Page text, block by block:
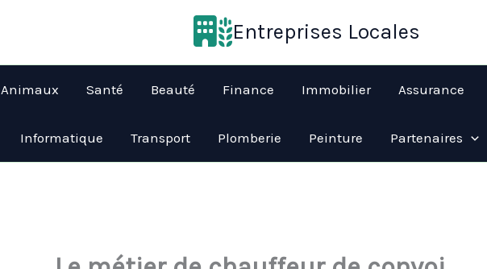
Entreprises Locales
Animaux Santé Beauté Finance Immobilier Assurance
Informatique Transport Plomberie Peinture Partenaires